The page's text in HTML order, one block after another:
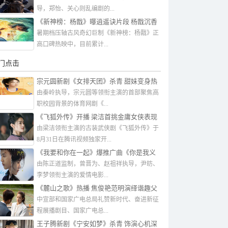
导，郑怡、关心则乱编剧的...
《新神榜：杨戬》曝逍遥诀片段 杨戬沉香
“同命相惜”共赴华山
暑期档压轴古风奇幻巨制《新神榜：杨戬》正
高口碑热映中，目前累计...
点击
宗元圆新剧《女排天团》杀青 甜妹变身热
血运动女孩
由秦岭执导，宗元圆等领衔主演的首部聚焦高
职校园背景的体育网剧《...
《飞狐外传》开播 梁洁首挑金庸女侠表现
亮眼
由梁洁领衔主演的古装武侠剧《飞狐外传》于
8月31日在腾讯视频独家开...
《我要和你在一起》爆推广曲《你是我义
无反顾的执着》MV
由陈正道监制，曾晋为、赵祖祥执导，尹昉、
李梦领衔主演的爱情电影...
《麓山之歌》热播 焦俊艳范明演绎谐趣父
女
中宣部和国家广电总局礼赞新时代、奋进新征
程展播剧目、国家广电总...
王子腾新剧《宁安如梦》杀青 饰演心机深